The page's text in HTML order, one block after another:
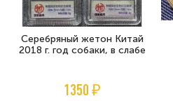
Серебряный жетон Китай
2018 г. год собаки, в слабе
1350 ₽